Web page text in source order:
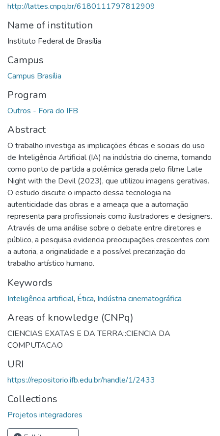
http://lattes.cnpq.br/6180111797812909
Name of institution
Instituto Federal de Brasília
Campus
Campus Brasília
Program
Outros - Fora do IFB
Abstract
O trabalho investiga as implicações éticas e sociais do uso
de Inteligência Artificial (IA) na indústria do cinema, tomando
como ponto de partida a polêmica gerada pelo filme Late
Night with the Devil (2023), que utilizou imagens gerativas.
O estudo discute o impacto dessa tecnologia na
autenticidade das obras e a ameaça que a automação
representa para profissionais como ilustradores e designers.
Através de uma análise sobre o debate entre diretores e
público, a pesquisa evidencia preocupações crescentes com
a autoria, a originalidade e a possível precarização do
trabalho artístico humano.
Keywords
Inteligência artificial, Ética, Indústria cinematográfica
Areas of knowledge (CNPq)
CIENCIAS EXATAS E DA TERRA::CIENCIA DA
COMPUTACAO
URI
https://repositorio.ifb.edu.br/handle/1/2433
Collections
Projetos integradores